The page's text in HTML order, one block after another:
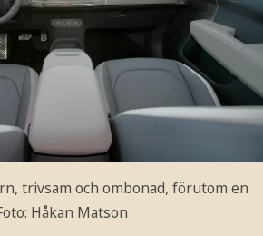
trivsam och ombonad, förutom en
Håkan Matson